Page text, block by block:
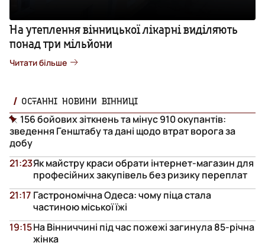
На утеплення вінницької лікарні виділяють
понад три мільйони
Читати більше
ОСТАННІ НОВИНИ ВІННИЦІ
156 бойових зіткнень та мінус 910 окупантів:
зведення Генштабу та дані щодо втрат ворога за
добу
Як майстру краси обрати інтернет-магазин для
професійних закупівель без ризику переплат
21:23
Гастрономічна Одеса: чому піца стала
частиною міської їжі
21:17
На Вінниччині під час пожежі загинула 85-річна
жінка
19:15